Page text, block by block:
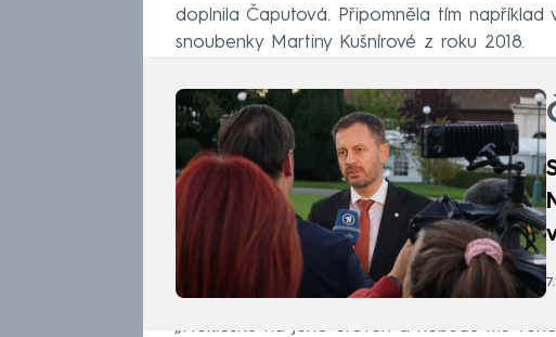
doplnila Čaputová. Připomněla tím například
snoubenky Martiny Kušnírové z roku 2018.
„Neklesnu na jeho úroveň a nebudu mu